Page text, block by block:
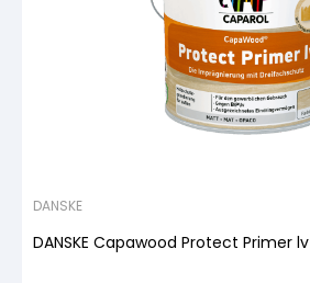
DANSKE
DANSKE Capawood Protect Primer lv